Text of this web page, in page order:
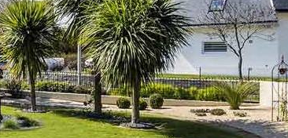
Nous contacter